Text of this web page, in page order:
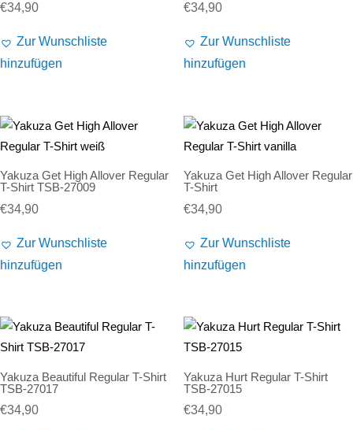
€34,90
Zur Wunschliste
hinzufügen
€34,90
Zur Wunschliste
hinzufügen
Yakuza Get High Allover Regular
T-Shirt TSB-27009
€34,90
Zur Wunschliste
hinzufügen
Yakuza Get High Allover Regular
T-Shirt
€34,90
Zur Wunschliste
hinzufügen
Yakuza Beautiful Regular T-Shirt
TSB-27017
€34,90
Yakuza Hurt Regular T-Shirt
TSB-27015
€34,90